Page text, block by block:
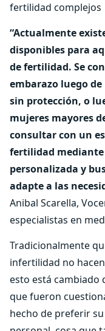
fertilidad complejos
“Actualmente
disponibles para
de fertilidad. Se
embarazo luego
sin protección, o
mujeres mayores
consultar con un
fertilidad mediante
personalizada y
adapte a las
Anibal Scarella,
especialistas en
Tradicionalmente
infertilidad no
esto está cambiado
que fueron
hecho de preferir